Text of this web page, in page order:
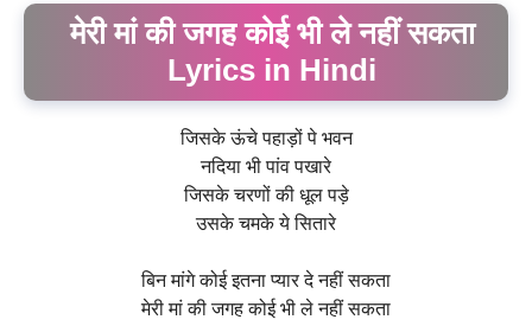
मेरी मां की जगह कोई भी ले नहीं सकता
Lyrics in Hindi
जिसके ऊंचे पहाड़ों पे भवन
नदिया भी पांव पखारे
जिसके चरणों की धूल पड़े
उसके चमके ये सितारे
बिन मांगे कोई इतना प्यार दे नहीं सकता
मेरी मां की जगह कोई भी ले नहीं सकता